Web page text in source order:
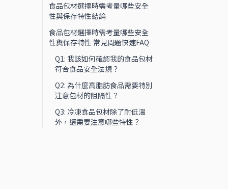
食品包材選擇時需考量哪些安全
性與保存特性結論
食品包材選擇時需考量哪些安全
性與保存特性 常見問題快速FAQ
Q1: 我該如何確認我的食品包材
符合食品安全法規？
Q2: 為什麼高脂肪食品需要特別
注意包材的阻隔性？
Q3: 冷凍食品包材除了耐低溫
外，還需要注意哪些特性？